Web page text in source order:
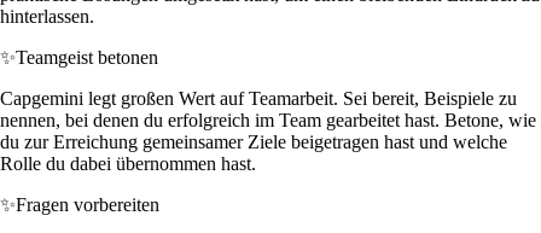
hinterlassen.
✨Teamgeist betonen
Capgemini legt großen Wert auf Teamarbeit. Sei bereit, Beispiele zu
nennen, bei denen du erfolgreich im Team gearbeitet hast. Betone, wie
du zur Erreichung gemeinsamer Ziele beigetragen hast und welche
Rolle du dabei übernommen hast.
✨Fragen vorbereiten